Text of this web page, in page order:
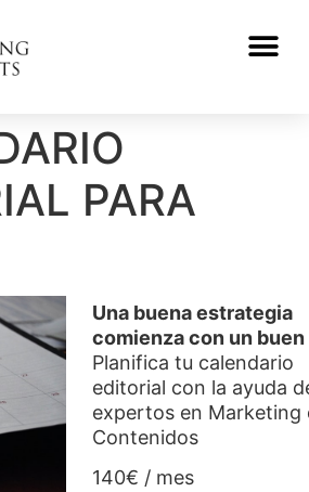
PARA
Una buena estrategia
comienza con un buen
Planifica tu calendario
editorial con la ayuda
expertos en Marketing
Contenidos
140€ / mes